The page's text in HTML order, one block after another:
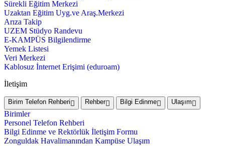
Sürekli Eğitim Merkezi
Uzaktan Eğitim Uyg.ve Araş.Merkezi
Arıza Takip
UZEM Stüdyo Randevu
E-KAMPÜS Bilgilendirme
Yemek Listesi
Veri Merkezi
Kablosuz İnternet Erişimi (eduroam)
İletişim
Birim Telefon Rehberi Rehber Bilgi Edinme Ulaşım
Birimler
Personel Telefon Rehberi
Bilgi Edinme ve Rektörlük İletişim Formu
Zonguldak Havalimanından Kampüse Ulaşım